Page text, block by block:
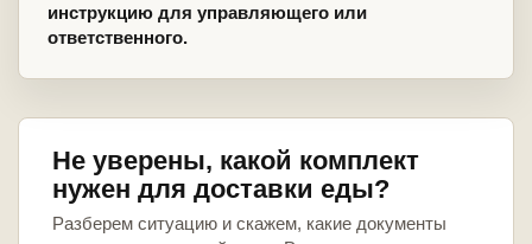
инструкцию для управляющего или
ответственного.
Не уверены, какой комплект
нужен для доставки еды?
Разберем ситуацию и скажем, какие документы